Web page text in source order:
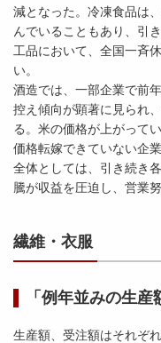
減となった。冷凍食品は
んでいることもあり、引
工品において、全国一斉
い。
酒造では、一部企業で前
控え傾向が顕著に見られ
る。米の価格が上がって
価格転嫁できていない企業
全体としては、引き続き
騰が収益を圧迫し、営業
繊維・衣服
「例年並みの生産
生産額、受注額はそれぞ